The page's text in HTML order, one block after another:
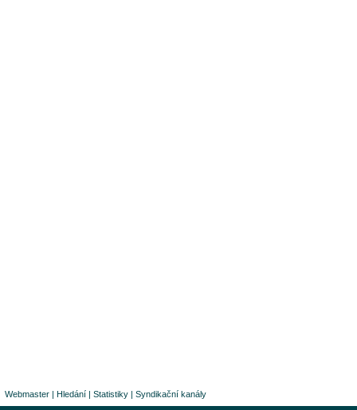
Webmaster | Hledání | Statistiky | Syndikační kanály